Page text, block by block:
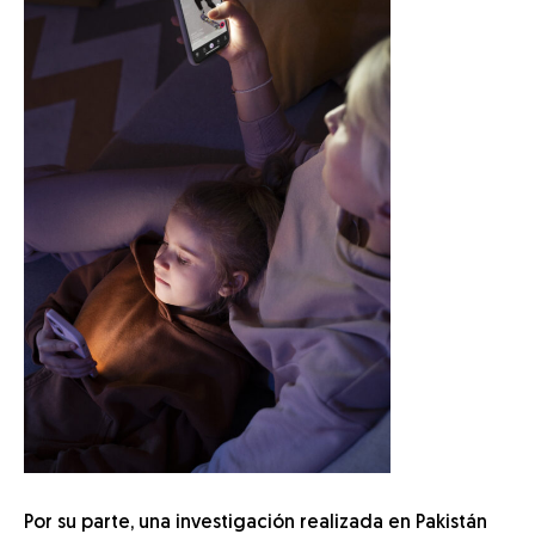
Por su parte, una investigación realizada en Pakistán